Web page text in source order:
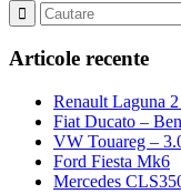
Articole recente
Renault Laguna
Fiat Ducato –
VW Touareg –
Ford Fiesta Mk6
Mercedes